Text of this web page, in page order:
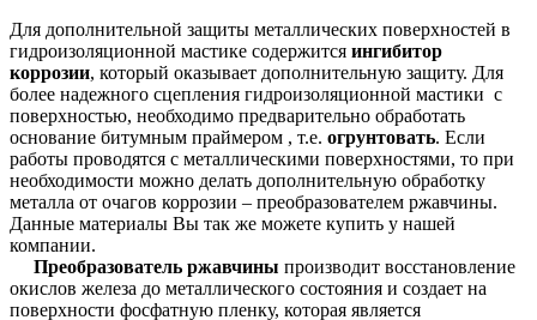
Для дополнительной защиты металлических поверхностей в
гидроизоляционной мастике содержится ингибитор
коррозии, который оказывает дополнительную защиту. Для
более надежного сцепления гидроизоляционной мастики с
поверхностью, необходимо предварительно обработать
основание битумным праймером , т.е. огрунтовать. Если
работы проводятся с металлическими поверхностями, то при
необходимости можно делать дополнительную обработку
металла от очагов коррозии – преобразователем ржавчины.
Данные материалы Вы так же можете купить у нашей
компании.
Преобразователь ржавчины производит восстановление
окислов железа до металлического состояния и создает на
поверхности фосфатную пленку, которая является